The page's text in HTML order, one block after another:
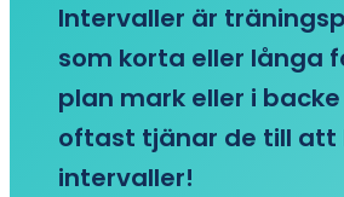
Intervaller är
som korta eller långa
plan mark eller i
oftast tjänar de till att
intervaller!